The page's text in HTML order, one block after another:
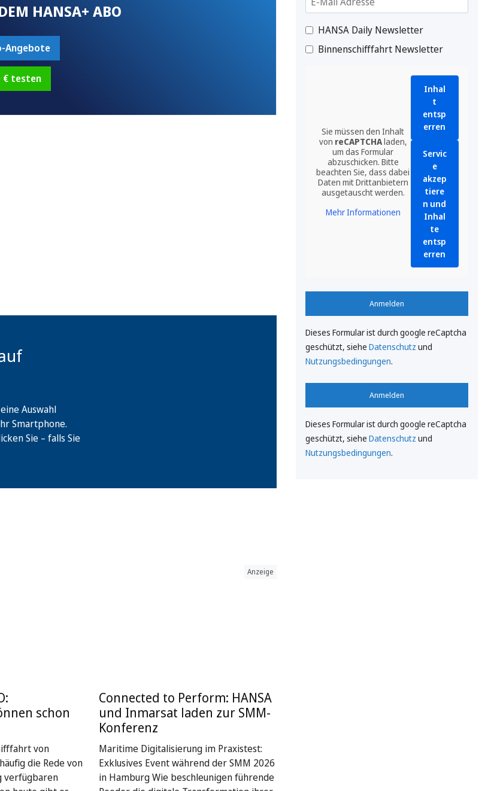
HANSA+ ABO
Angebote
€ testen
Auswahl
Smartphone.
Sie – falls Sie
schon
von
die Rede von
verfügbaren
Anzeige
Connected to Perform: HANSA
und Inmarsat laden zur SMM-
Konferenz
Maritime Digitalisierung im Praxistest:
Exklusives Event während der SMM 2026
in Hamburg Wie beschleunigen führende
HANSA Daily Newsletter
Binnenschifffahrt Newsletter
Sie müssen den Inhalt
von reCAPTCHAladen,
um das Formular
abzuschicken. Bitte
beachten Sie, dass dabei
Daten mit Drittanbietern
ausgetauscht werden.
Mehr Informationen
Inhal
t
entsp
erren
Servic
e
akzep
tiere
n und
Inhal
te
entsp
erren
Anmelden
Dieses Formular ist durch google reCaptcha
geschützt, siehe Datenschutz und
Nutzungsbedingungen.
Anmelden
Dieses Formular ist durch google reCaptcha
geschützt, siehe Datenschutz und
Nutzungsbedingungen.